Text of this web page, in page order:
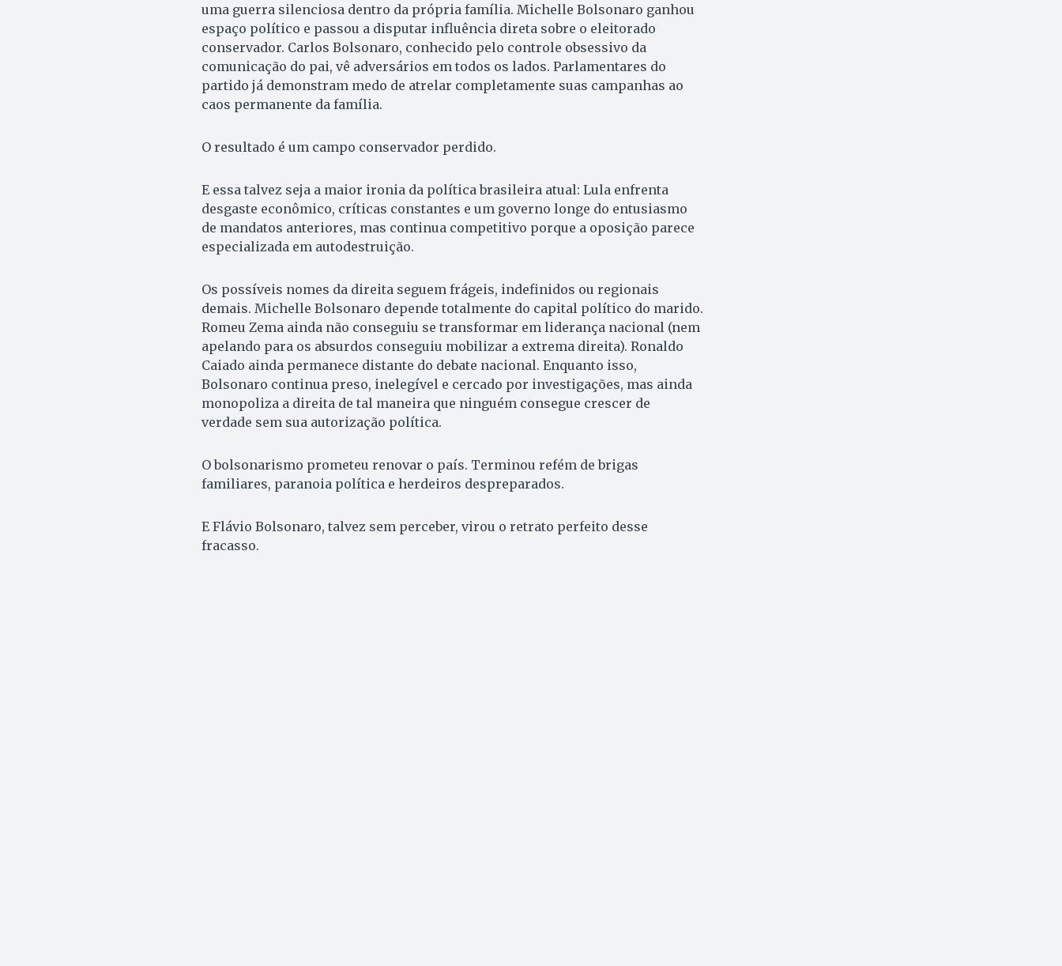
uma guerra silenciosa dentro da própria família. Michelle Bolsonaro ganhou
espaço político e passou a disputar influência direta sobre o eleitorado
conservador. Carlos Bolsonaro, conhecido pelo controle obsessivo da
comunicação do pai, vê adversários em todos os lados. Parlamentares do
partido já demonstram medo de atrelar completamente suas campanhas ao
caos permanente da família.
O resultado é um campo conservador perdido.
E essa talvez seja a maior ironia da política brasileira atual: Lula enfrenta
desgaste econômico, críticas constantes e um governo longe do entusiasmo
de mandatos anteriores, mas continua competitivo porque a oposição parece
especializada em autodestruição.
Os possíveis nomes da direita seguem frágeis, indefinidos ou regionais
demais. Michelle Bolsonaro depende totalmente do capital político do marido.
Romeu Zema ainda não conseguiu se transformar em liderança nacional (nem
apelando para os absurdos conseguiu mobilizar a extrema direita). Ronaldo
Caiado ainda permanece distante do debate nacional. Enquanto isso,
Bolsonaro continua preso, inelegível e cercado por investigações, mas ainda
monopoliza a direita de tal maneira que ninguém consegue crescer de
verdade sem sua autorização política.
O bolsonarismo prometeu renovar o país. Terminou refém de brigas
familiares, paranoia política e herdeiros despreparados.
E Flávio Bolsonaro, talvez sem perceber, virou o retrato perfeito desse
fracasso.